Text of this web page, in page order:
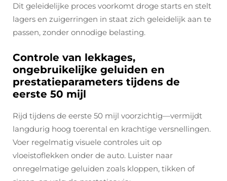
Dit geleidelijke proces voorkomt droge starts en stelt
lagers en zuigerringen in staat zich geleidelijk aan te
passen, zonder onnodige belasting.
Controle van lekkages,
ongebruikelijke geluiden en
prestatieparameters tijdens de
eerste 50 mijl
Rijd tijdens de eerste 50 mijl voorzichtig—vermijdt
langdurig hoog toerental en krachtige versnellingen.
Voer regelmatig visuele controles uit op
vloeistoflekken onder de auto. Luister naar
onregelmatige geluiden zoals kloppen, tikken of